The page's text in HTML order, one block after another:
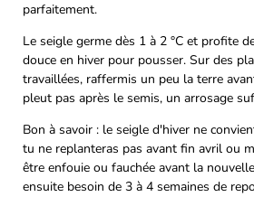
parfaitement.
Le seigle germe dès 1 à 2 °C et profite
douce en hiver pour pousser. Sur des
travaillées, raffermis un peu la terre
pleut pas après le semis, un arrosage
Bon à savoir : le seigle d'hiver ne
tu ne replanteras pas avant fin avril ou
être enfouie ou fauchée avant la
ensuite besoin de 3 à 4 semaines de